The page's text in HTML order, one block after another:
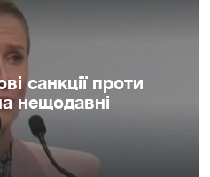
санкції проти
нещодавні